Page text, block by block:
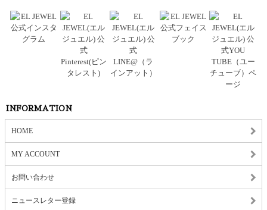
INFORMATION
HOME
MY ACCOUNT
お問い合わせ
ニュースレター登録